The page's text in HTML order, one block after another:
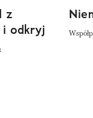
z
i odkryj